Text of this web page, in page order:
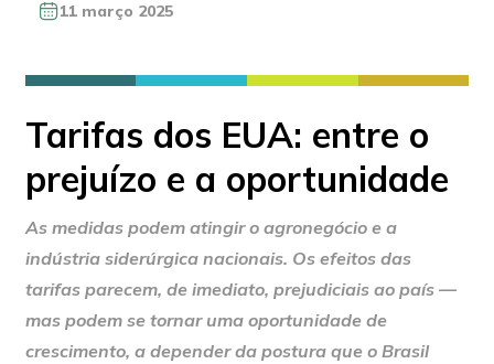
11 março 2025
Tarifas dos EUA: entre o
prejuízo e a oportunidade
As medidas podem atingir o agronegócio e a
indústria siderúrgica nacionais. Os efeitos das
tarifas parecem, de imediato, prejudiciais ao país —
mas podem se tornar uma oportunidade de
crescimento, a depender da postura que o Brasil